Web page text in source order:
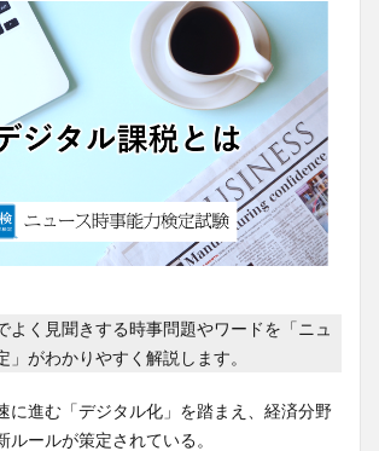
よく見聞きする時事問題やワードを「ニュ
」がわかりやすく解説します。
に進む「デジタル化」を踏まえ、経済分野
ルールが策定されている。